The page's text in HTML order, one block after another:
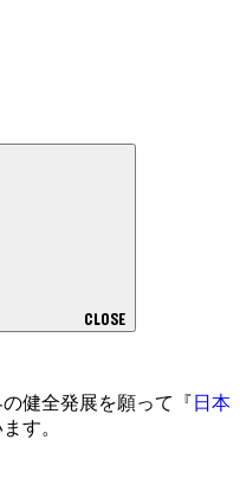
CLOSE
健全発展を願って『 日本
す。